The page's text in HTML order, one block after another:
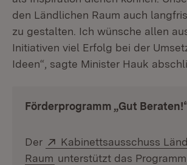
den Ländlichen Raum auch
zu gestalten. Ich wünsche allen
Initiativen viel Erfolg bei der
Ideen“, sagte Minister Hauk
Förderprogramm „Gut
Der Extern:
Kabinettsausschuss
Raum (Öffnet in neuem Fenster)
unterstützt das Programm